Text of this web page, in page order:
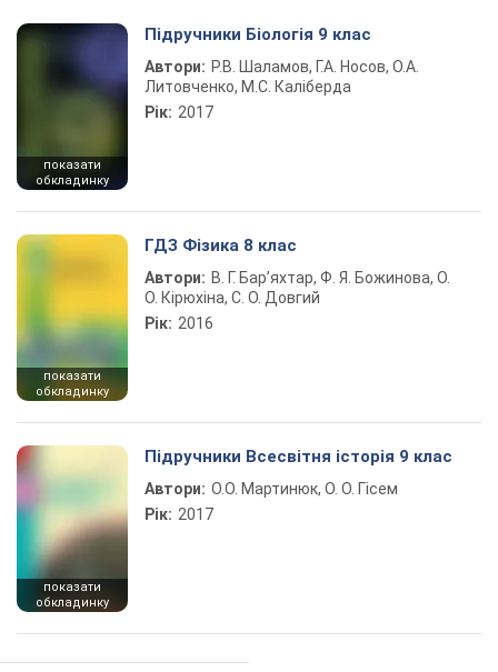
показати
обкладинку
Підручники Біологія 9 клас
Автори: Р.В. Шаламов, Г.А. Носов, О.А.
Литовченко, М.С. Каліберда
Рік: 2017
показати
обкладинку
ГДЗ Фізика 8 клас
Автори: В. Г. Бар’яхтар, Ф. Я. Божинова, О.
О. Кірюхіна, С. О. Довгий
Рік: 2016
показати
обкладинку
Підручники Всесвітня історія 9 клас
Автори: О.О. Мартинюк, О. О. Гісем
Рік: 2017